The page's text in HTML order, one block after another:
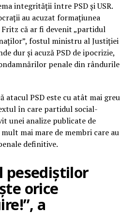
integrității între PSD și USR.
au acuzat formațiunea
Fritz că ar fi devenit „partidul
fostul ministru al Justiției
dur și acuză PSD de ipocrizie,
penale din rândurile
atacul PSD este cu atât mai greu
în care partidul social-
unei analize publicate de
mai mare de membri care au
definitive.
pesediștilor
orice
a